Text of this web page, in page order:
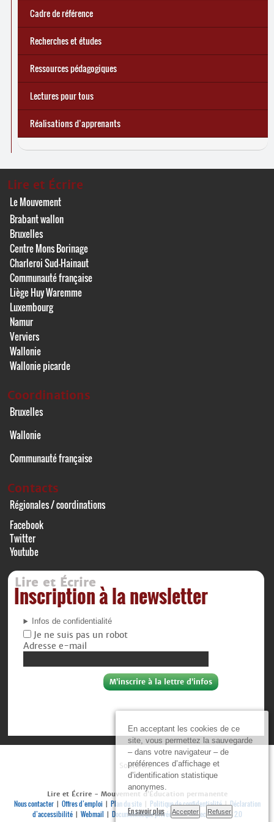
En acceptant les cookies de ce
site, vous permettez la sauvegarde
– dans votre navigateur – de
préférences d’affichage et
d’identification statistique
anonymes.
En savoir plus Accepter Refuser
Cadre de référence
Recherches et études
Ressources pédagogiques
Lectures pour tous
Réalisations d’apprenants
Lire et Écrire
Le Mouvement
Brabant wallon
Bruxelles
Centre Mons Borinage
Charleroi Sud-Hainaut
Communauté française
Liège Huy Waremme
Luxembourg
Namur
Verviers
Wallonie
Wallonie picarde
Coordinations
Bruxelles
Wallonie
Communauté française
Contacts
Régionales / coordinations
Facebook
Twitter
Youtube
Lire et Écrire
Inscription à la newsletter
Infos de confidentialité
Je ne suis pas un robot
Adresse e-mail
Soutiens :
Lire et Écrire - Mouvement d’Éducation permanente
Nous contacter| Offres d’emploi Plan du site| Politique de confidentialité|Déclaration
d’accessibilité| Webmail Documenthèque privée|Se connecter|RSS 2.0